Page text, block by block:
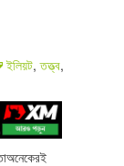
ইলিয়ট,তত্ত্ব,